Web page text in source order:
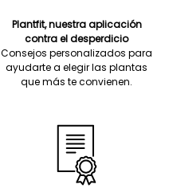
Plantfit, nuestra aplicación
contra el desperdicio
Consejos personalizados para
ayudarte a elegir las plantas
que más te convienen.